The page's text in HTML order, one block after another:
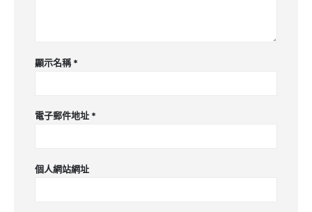
顯示名稱*
電子郵件地址 *
個人網站網址